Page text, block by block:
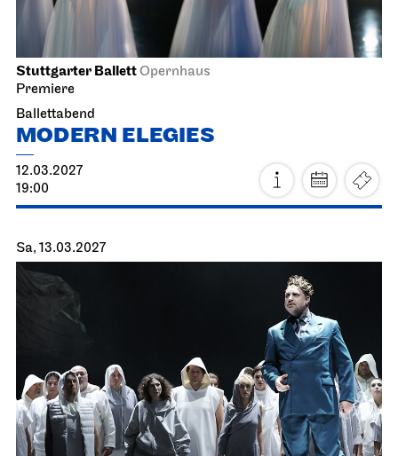
20.02.2027
19:00
So, 21.02.2027
Staatsorchester StuttgartLiederhalle, Beethovensaal
4. Sinfonie­konzert